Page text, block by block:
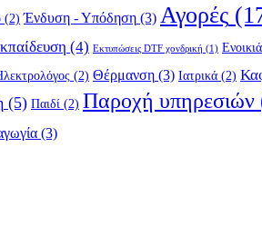
(2) Ένδυση - Υπόδηση (3) Αγορές
(4) Εκτυπώσεις DTF χονδρική (1)
(2) Θέρμανση (3) Ιατρικά (2)
(5) Παιδί (2) Παροχή υπηρεσιών
(3)